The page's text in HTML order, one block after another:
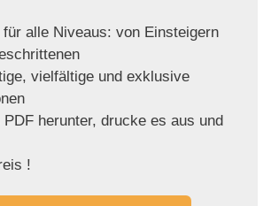
für alle Niveaus: von Einsteigern
vielfältige und exklusive
PDF herunter, drucke es aus und
!